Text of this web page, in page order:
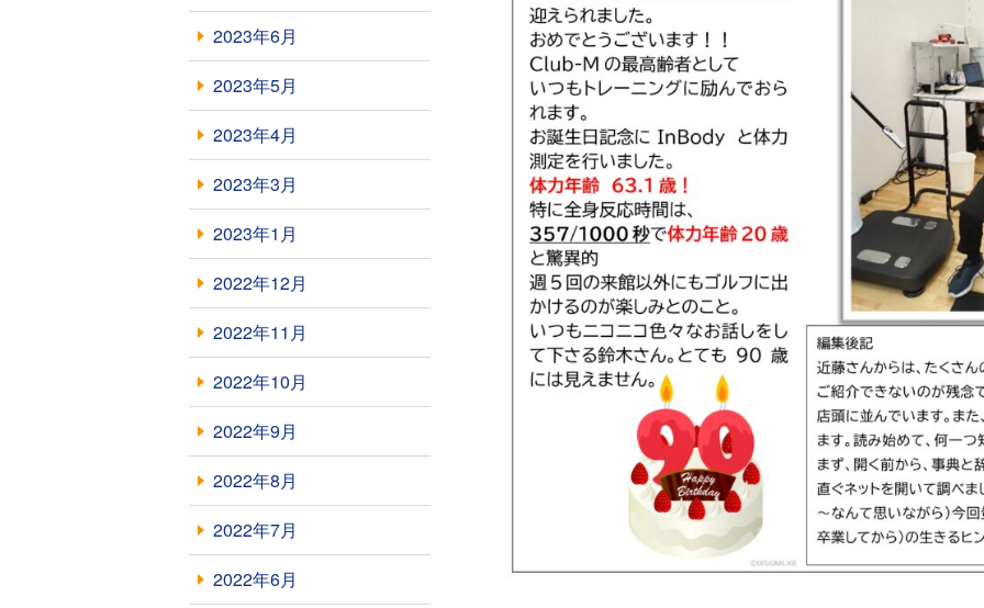
2023年6月
2023年5月
2023年4月
2023年3月
2023年1月
2022年12月
2022年11月
2022年10月
2022年9月
2022年8月
2022年7月
2022年6月